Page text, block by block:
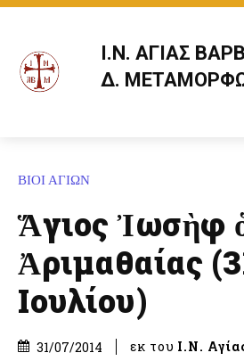
Ι.Ν. ΑΓΙΑΣ
Δ.
ΒΙΟΙ ΑΓΙΩΝ
Ἅγιος Ἰωσὴφ
Ἀριμαθαίας
Ιουλίου)
31/07/2014 εκ του Ι.Ν.